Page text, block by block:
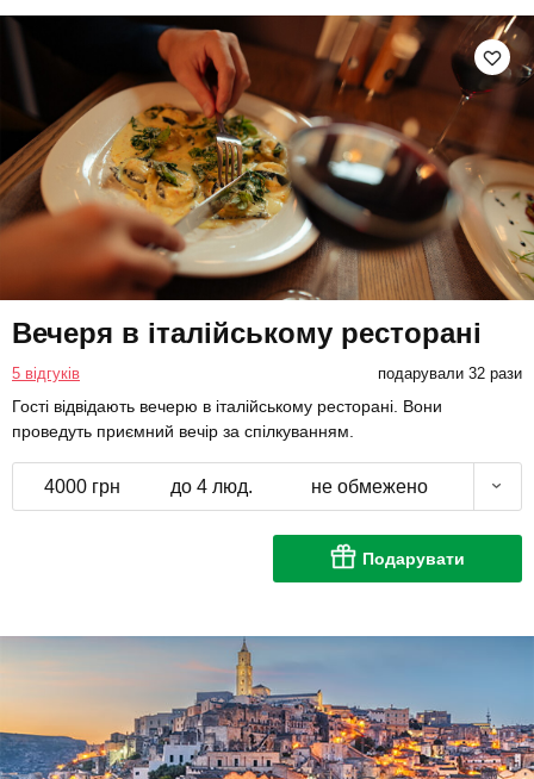
Вечеря в італійському ресторані
5 відгуків подарували 32 рази
Гості відвідають вечерю в італійському ресторані. Вони
проведуть приємний вечір за спілкуванням.
4000 грн до 4 люд. не обмежено
Подарувати